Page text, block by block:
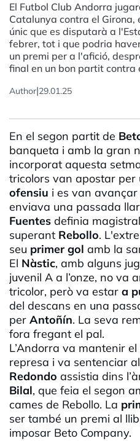
El Futbol Club Andorra
Catalunya contra el
únic que es disputarà a
febrer, tot i que podria
un premi per a l'afició,
final en un bon partit contra
Author|29.01.25
En el segon partit de
banqueta i amb la gran
incorporat aquesta
tricolors van apostar per
ofensiu i es van
enviava una passada
Fuentes definia
superant Rebollo.
seu primer gol amb la
El Nàstic, amb alguns
juvenil A a l’onze, no va
tricolor, però va estar a
del descans en una
per Antoñín. La seva
fora fregant el pal.
L’Andorra va mantenir el
represa i va sentenciar
Redondo assistia dins
Bilal, que feia el segon
cames de Rebollo. La
ser també un premi al
imposar Beto Company.